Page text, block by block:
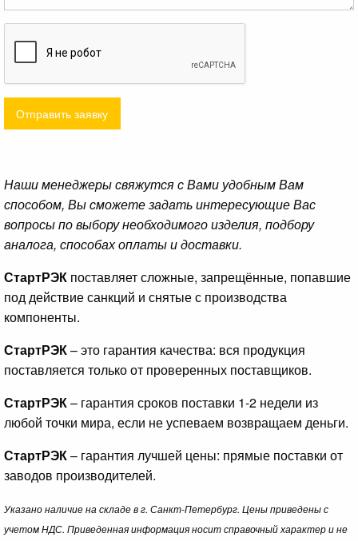
Отправить заявку
Наши менеджеры свяжутся с Вами удобным Вам
способом, Вы сможете задать интересующие Вас
вопросы по выбору необходимого изделия, подбору
аналога, способах оплаты и доставки.
СтартРЭК поставляет сложные, запрещённые, попавшие
под действие санкций и снятые с производства
компоненты.
СтартРЭК– это гарантия качества: вся продукция
поставляется только от проверенных поставщиков.
СтартРЭК– гарантия сроков поставки 1-2 недели из
любой точки мира, если не успеваем возвращаем деньги.
СтартРЭК– гарантия лучшей цены: прямые поставки от
заводов производителей.
Указано наличие на складе в г. Санкт-Петербург. Цены приведены с
учетом НДС. Приведенная информация носит справочный характер и не